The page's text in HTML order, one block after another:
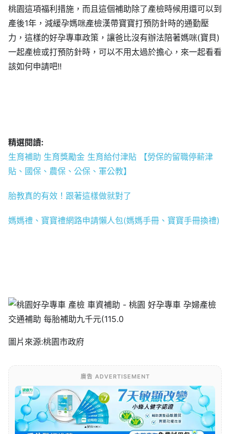
桃園這項福利措施，而且這個補助除了產檢時候用還可以到
產後1年，減緩孕媽咪產檢漢帶寶寶打預防針時的通勤壓
力，這樣的好孕專車政策，讓爸比沒有辦法陪著媽咪(寶貝)
一起產檢或打預防針時，可以不用太過於擔心，來一起看看
該如何申請吧!!
精選閱讀:
生育補助 生育獎勵金 生育給付津貼 【勞保的留職停薪津
貼、國保、農保、公保、軍公教】
胎教真的有效！跟著這樣做就對了
媽媽禮、寶寶禮網路申請懶人包(媽媽手冊、寶寶手冊換禮)
圖片來源:桃園市政府
廣告 ADVERTISEMENT